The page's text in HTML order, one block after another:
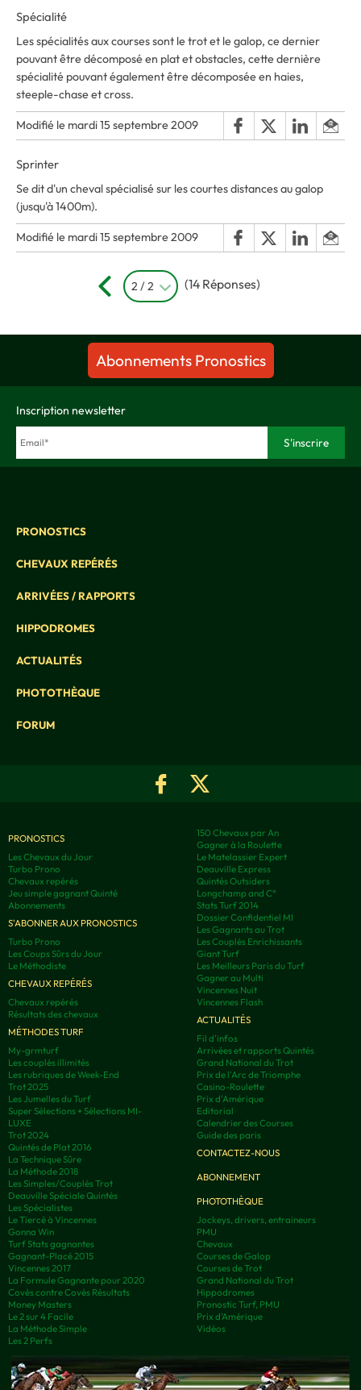
Spécialité
Les spécialités aux courses sont le trot et le galop, ce dernier
pouvant être décomposé en plat et obstacles, cette dernière
spécialité pouvant également être décomposée en haies,
steeple-chase et cross.
Modifié le mardi 15 septembre 2009
Sprinter
Se dit d'un cheval spécialisé sur les courtes distances au galop
(jusqu'à 1400m).
Modifié le mardi 15 septembre 2009
2 / 2 (14 Réponses)
Abonnements Pronostics
Inscription newsletter
PRONOSTICS
CHEVAUX REPÉRÉS
ARRIVÉES / RAPPORTS
HIPPODROMES
ACTUALITÉS
PHOTOTHÈQUE
FORUM
PRONOSTICS
Les Chevaux du Jour
Turbo Prono
Chevaux repérés
Jeu simple gagnant Quinté
Abonnements
S'ABONNER AUX PRONOSTICS
Turbo Prono
Les Coups Sûrs du Jour
Le Méthodiste
CHEVAUX REPÉRÉS
Chevaux repérés
Résultats des chevaux
MÉTHODES TURF
My-grmturf
Les couplés illimités
Les rubriques de Week-End
Trot 2025
Les Jumelles du Turf
Super Sélections + Sélections MI-
LUXE
Trot 2024
Quintés de Plat 2016
La Technique Sûre
La Méthode 2018
Les Simples/Couplés Trot
Deauville Spéciale Quintés
Les Spécialistes
Le Tiercé à Vincennes
Gonna Win
Turf Stats gagnantes
Gagnant-Placé 2015
Vincennes 2017
La Formule Gagnante pour 2020
Covès contre Covès Résultats
Money Masters
Le 2 sur 4 Facile
La Méthode Simple
Les 2 Perfs
150 Chevaux par An
Gagner à la Roulette
Le Matelassier Expert
Deauville Express
Quintés Outsiders
Longchamp and C°
Stats Turf 2014
Dossier Confidentiel MI
Les Gagnants au Trot
Les Couplés Enrichissants
Giant Turf
Les Meilleurs Paris du Turf
Gagner au Multi
Vincennes Nuit
Vincennes Flash
ACTUALITÉS
Fil d'infos
Arrivées et rapports Quintés
Grand National du Trot
Prix de l'Arc de Triomphe
Casino-Roulette
Prix d'Amérique
Editorial
Calendrier des Courses
Guide des paris
CONTACTEZ-NOUS
ABONNEMENT
PHOTOTHÈQUE
Jockeys, drivers, entraineurs
PMU
Chevaux
Courses de Galop
Courses de Trot
Grand National du Trot
Hippodromes
Pronostic Turf, PMU
Prix d’Amérique
Vidéos